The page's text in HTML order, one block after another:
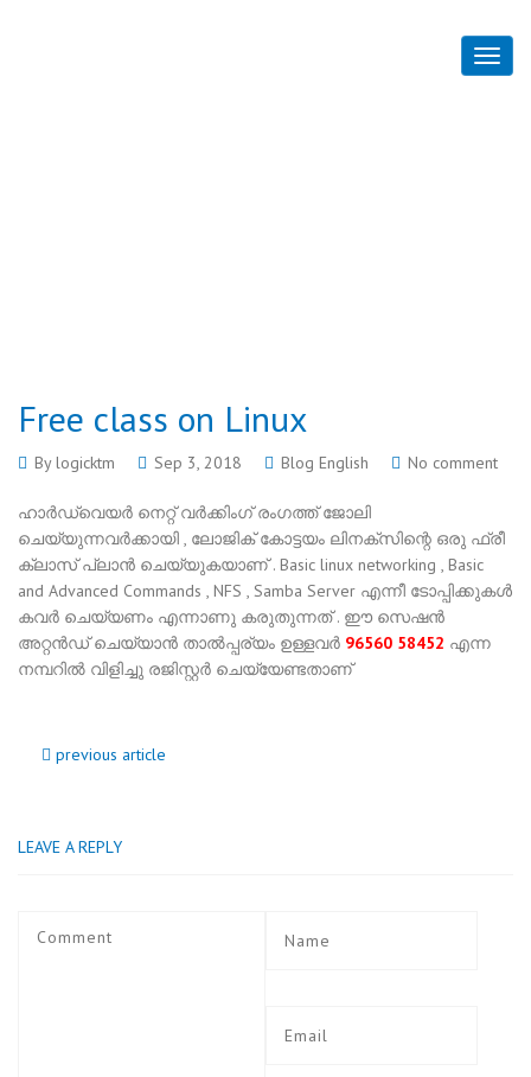
Free class on Linux
Bylogicktm Sep 3, 2018 Blog English No comment
ഹാര്‍ഡ്‌വെയര്‍ നെറ്റ് വര്‍ക്കിംഗ് രംഗത്ത് ജോലി
ചെയ്യുന്നവര്‍ക്കായി , ലോജിക് കോട്ടയം ലിനക്സിന്റെ ഒരു ഫ്രീ
ക്ലാസ് പ്ലാന്‍ ചെയ്യുകയാണ് . Basic linux networking , Basic
and Advanced Commands , NFS , Samba Server എന്നീ ടോപ്പിക്കുകള്‍
കവര്‍ ചെയ്യണം എന്നാണു കരുതുന്നത് . ഈ സെഷന്‍
അറ്റന്‍ഡ് ചെയ്യാന്‍ താല്‍പ്പര്യം ഉള്ളവര്‍ 96560 58452 എന്ന
നമ്പറില്‍ വിളിച്ചു രജിസ്റ്റര്‍ ചെയ്യേണ്ടതാണ്
previous article
LEAVE A REPLY